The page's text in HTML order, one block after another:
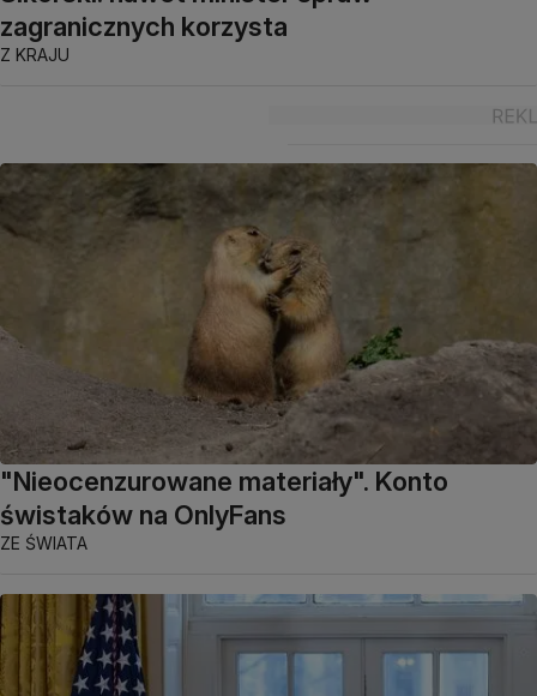
zagranicznych korzysta
Z KRAJU
"Nieocenzurowane materiały". Konto
świstaków na OnlyFans
ZE ŚWIATA